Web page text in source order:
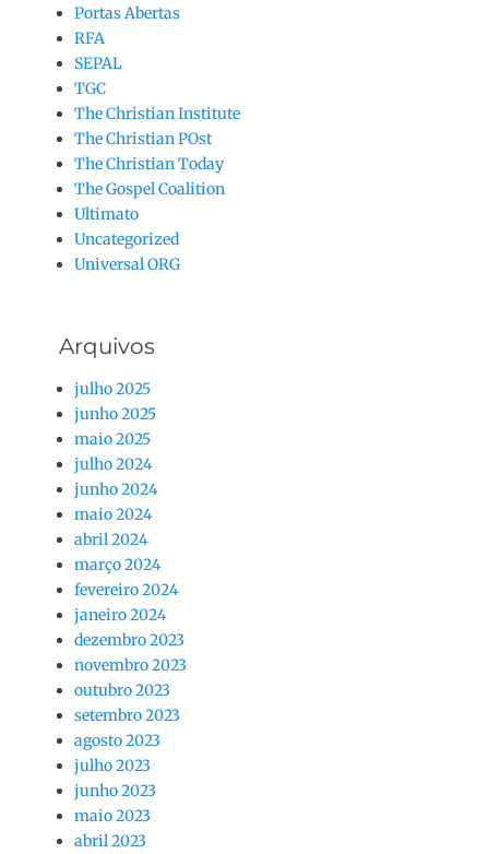
Portas Abertas
RFA
SEPAL
TGC
The Christian Institute
The Christian POst
The Christian Today
The Gospel Coalition
Ultimato
Uncategorized
Universal ORG
Arquivos
julho 2025
junho 2025
maio 2025
julho 2024
junho 2024
maio 2024
abril 2024
março 2024
fevereiro 2024
janeiro 2024
dezembro 2023
novembro 2023
outubro 2023
setembro 2023
agosto 2023
julho 2023
junho 2023
maio 2023
abril 2023